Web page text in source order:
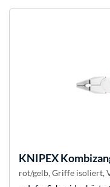
KNIPEX
rot/gelb, Griffe isoliert,